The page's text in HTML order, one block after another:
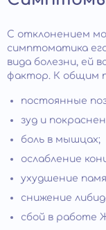
С отклонением
симптоматика
вида болезни, ей
фактор. К общим
постоянные
зуд и
боль в мышцах;
ослабление
ухудшение
снижение
сбой в работе